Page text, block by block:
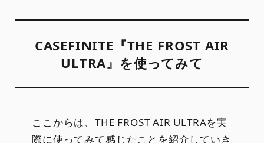
CASEFINITE『THE FROST AIR
ULTRA』を使ってみて
ここからは、THE FROST AIR ULTRAを実
際に使ってみて感じたことを紹介していき